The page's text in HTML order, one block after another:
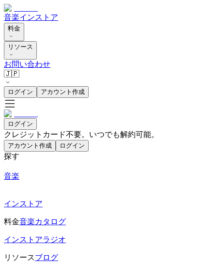
音楽インストア
料金
リソース
お問い合わせ
🇯🇵
ログイン アカウント作成
ログイン
クレジットカード不要。いつでも解約可能。
アカウント作成 ログイン
探す
音楽
インストア
料金音楽カタログ
インストアラジオ
リソースブログ